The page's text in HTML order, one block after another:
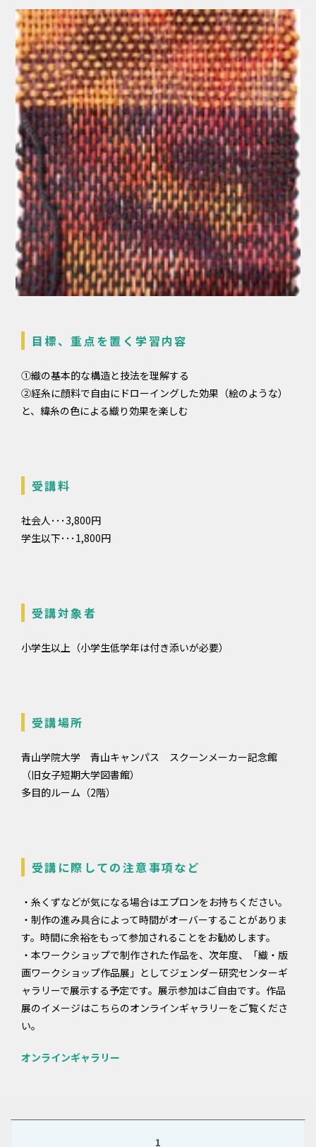
目標、重点を置く学習内容
①織の基本的な構造と技法を理解する
②経糸に顔料で自由にドローイングした効果（絵のような）
と、緯糸の色による織り効果を楽しむ
受講料
社会人･･･3,800円
学生以下･･･1,800円
受講対象者
小学生以上（小学生低学年は付き添いが必要）
受講場所
青山学院大学 青山キャンパス スクーンメーカー記念館
（旧女子短期大学図書館）
多目的ルーム（2階）
受講に際しての注意事項など
・糸くずなどが気になる場合はエプロンをお持ちください。
・制作の進み具合によって時間がオーバーすることがありま
す。時間に余裕をもって参加されることをお勧めします。
・本ワークショップで制作された作品を、次年度、「織・版
画ワークショップ作品展」としてジェンダー研究センターギ
ャラリーで展示する予定です。展示参加はご自由です。作品
展のイメージはこちらのオンラインギャラリーをご覧くださ
い。
オンラインギャラリー
1